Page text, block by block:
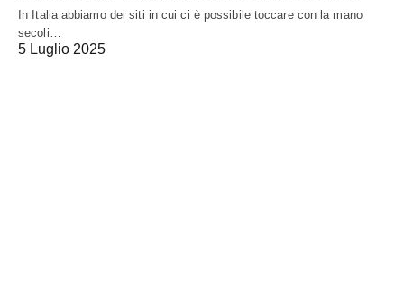
In Italia abbiamo dei siti in cui ci è possibile toccare con la mano
secoli…
5 Luglio 2025